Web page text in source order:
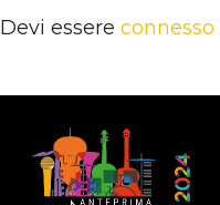
Devi essere connesso